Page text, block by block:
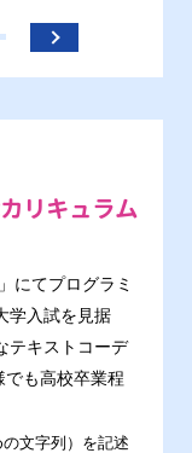
リキュラム
にてプログラミ
学入試を見据
テキストコーデ
でも高校卒業程
文字列）を記述